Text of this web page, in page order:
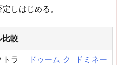
しはじめる。
比較
トラ
ドゥーム ク
ドミネー